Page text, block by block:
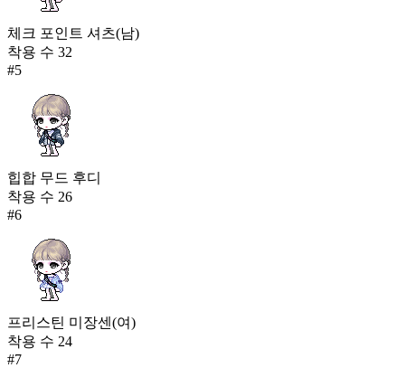
체크 포인트 셔츠(남)
착용 수 32
#5
힙합 무드 후디
착용 수 26
#6
프리스틴 미장센(여)
착용 수 24
#7